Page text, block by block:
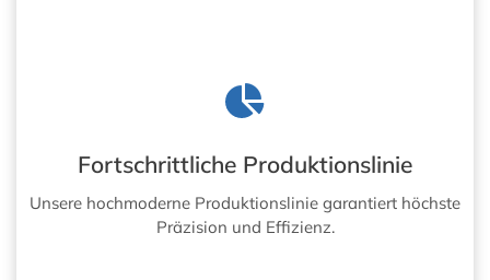
Fortschrittliche Produktionslinie
Unsere hochmoderne Produktionslinie garantiert höchste
Präzision und Effizienz.